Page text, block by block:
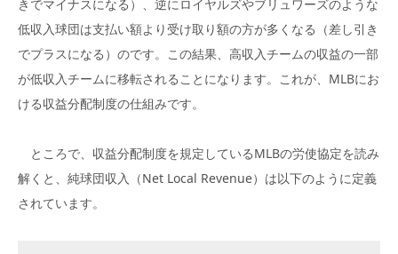
きでマイナスになる）、逆にロイヤルズやブリュワーズのような
低収入球団は支払い額より受け取り額の方が多くなる（差し引き
でプラスになる）のです。この結果、高収入チームの収益の一部
が低収入チームに移転されることになります。これが、MLBにお
ける収益分配制度の仕組みです。
ところで、収益分配制度を規定しているMLBの労使協定を読み
解くと、純球団収入（Net Local Revenue）は以下のように定義
されています。